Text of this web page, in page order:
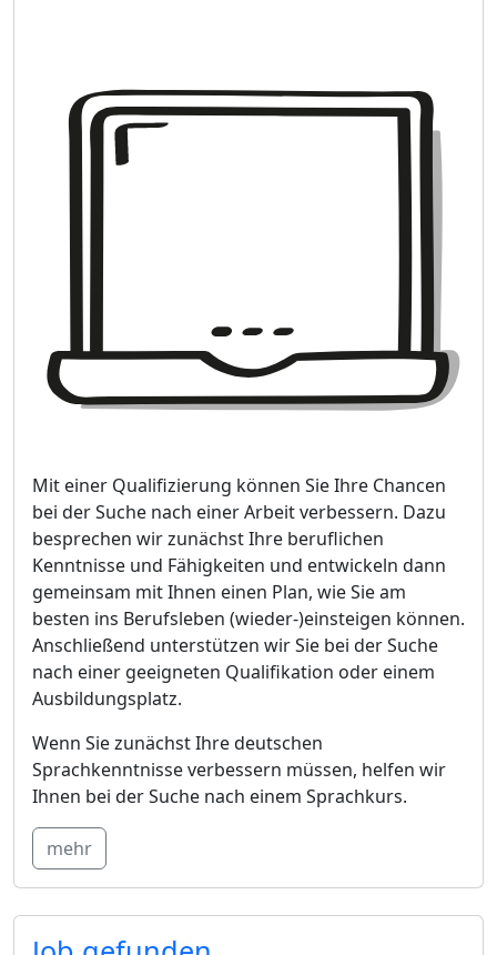
Mit einer Qualifizierung können Sie Ihre Chancen
bei der Suche nach einer Arbeit verbessern. Dazu
besprechen wir zunächst Ihre beruflichen
Kenntnisse und Fähigkeiten und entwickeln dann
gemeinsam mit Ihnen einen Plan, wie Sie am
besten ins Berufsleben (wieder-)einsteigen können.
Anschließend unterstützen wir Sie bei der Suche
nach einer geeigneten Qualifikation oder einem
Ausbildungsplatz.
Wenn Sie zunächst Ihre deutschen
Sprachkenntnisse verbessern müssen, helfen wir
Ihnen bei der Suche nach einem Sprachkurs.
mehr